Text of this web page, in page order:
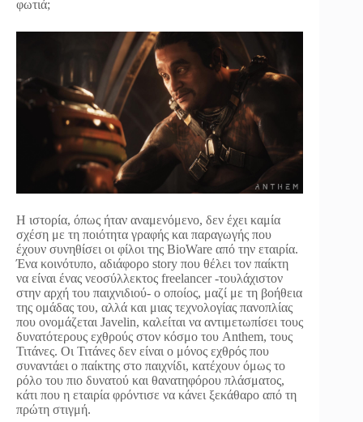
φωτιά;
Η ιστορία, όπως ήταν αναμενόμενο, δεν έχει καμία
σχέση με τη ποιότητα γραφής και παραγωγής που
έχουν συνηθίσει οι φίλοι της BioWare από την εταιρία.
Ένα κοινότυπο, αδιάφορο story που θέλει τον παίκτη
να είναι ένας νεοσύλλεκτος freelancer -τουλάχιστον
στην αρχή του παιχνιδιού- ο οποίος, μαζί με τη βοήθεια
της ομάδας του, αλλά και μιας τεχνολογίας πανοπλίας
που ονομάζεται Javelin, καλείται να αντιμετωπίσει τους
δυνατότερους εχθρούς στον κόσμο του Anthem, τους
Τιτάνες. Οι Τιτάνες δεν είναι ο μόνος εχθρός που
συναντάει ο παίκτης στο παιχνίδι, κατέχουν όμως το
ρόλο του πιο δυνατού και θανατηφόρου πλάσματος,
κάτι που η εταιρία φρόντισε να κάνει ξεκάθαρο από τη
πρώτη στιγμή.